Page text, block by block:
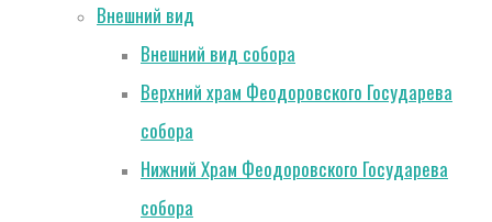
Внешний вид
Внешний вид собора
Верхний храм Феодоровского Государева
собора
Нижний Храм Феодоровского Государева
собора